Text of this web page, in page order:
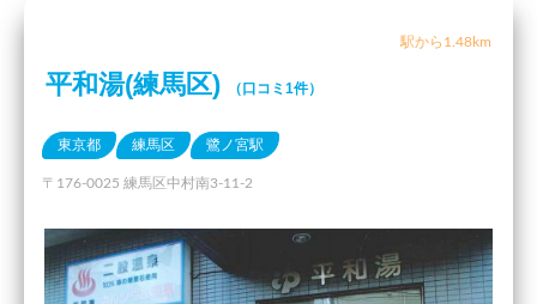
駅から1.48km
平和湯(練馬区) （口コミ1件）
東京都 練馬区 鷺ノ宮駅
〒176-0025 練馬区中村南3-11-2